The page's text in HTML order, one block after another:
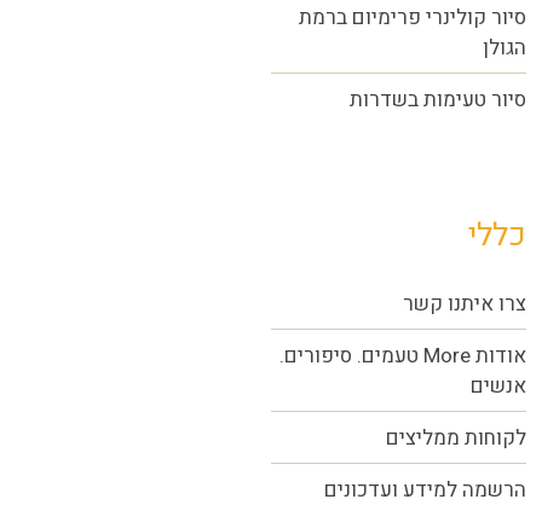
סיור קולינרי פרימיום ברמת
הגולן
סיור טעימות בשדרות
כללי
צרו איתנו קשר
אודות More טעמים. סיפורים.
אנשים
לקוחות ממליצים
הרשמה למידע ועדכונים